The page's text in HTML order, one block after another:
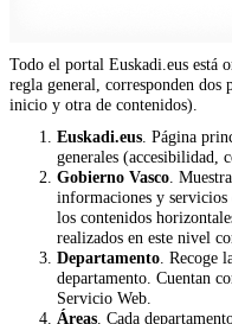
Todo el portal Euskadi.eus está
regla general, corresponden dos
inicio y otra de contenidos).
Euskadi.eus . Página
generales (accesibilidad,
Gobierno Vasco .
informaciones y servicios
los contenidos
realizados en este nivel
Departamento . Recoge
departamento. Cuentan
Servicio Web.
Áreas . Cada